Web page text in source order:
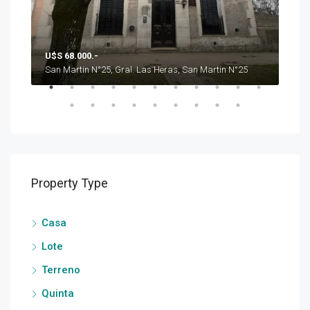
U$S 68.000.-
San Martin N°25, Gral. Las Heras, San Martin N°25
Property Type
Casa
Lote
Terreno
Quinta